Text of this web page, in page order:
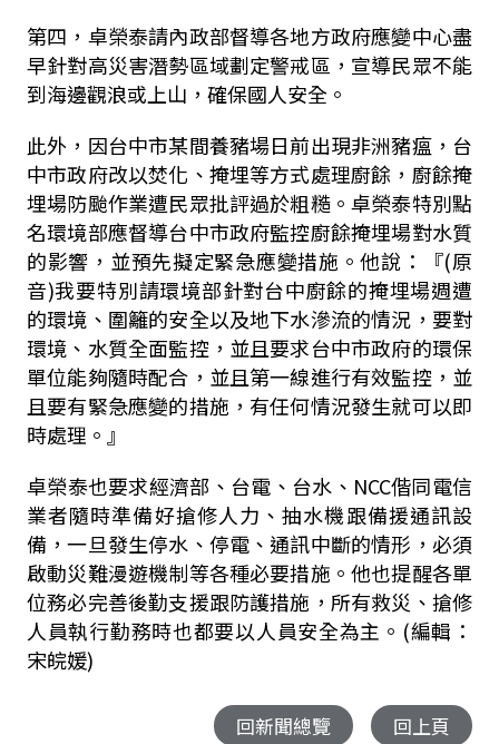
第四，卓榮泰請內政部督導各地方政府應變中心盡
早針對高災害潛勢區域劃定警戒區，宣導民眾不能
到海邊觀浪或上山，確保國人安全。
此外，因台中市某間養豬場日前出現非洲豬瘟，台
中市政府改以焚化、掩埋等方式處理廚餘，廚餘掩
埋場防颱作業遭民眾批評過於粗糙。卓榮泰特別點
名環境部應督導台中市政府監控廚餘掩埋場對水質
的影響，並預先擬定緊急應變措施。他說：『(原
音)我要特別請環境部針對台中廚餘的掩埋場週遭
的環境、圍籬的安全以及地下水滲流的情況，要對
環境、水質全面監控，並且要求台中市政府的環保
單位能夠隨時配合，並且第一線進行有效監控，並
且要有緊急應變的措施，有任何情況發生就可以即
時處理。』
卓榮泰也要求經濟部、台電、台水、NCC偕同電信
業者隨時準備好搶修人力、抽水機跟備援通訊設
備，一旦發生停水、停電、通訊中斷的情形，必須
啟動災難漫遊機制等各種必要措施。他也提醒各單
位務必完善後勤支援跟防護措施，所有救災、搶修
人員執行勤務時也都要以人員安全為主。(編輯：
宋皖媛)
回新聞總覽 回上頁